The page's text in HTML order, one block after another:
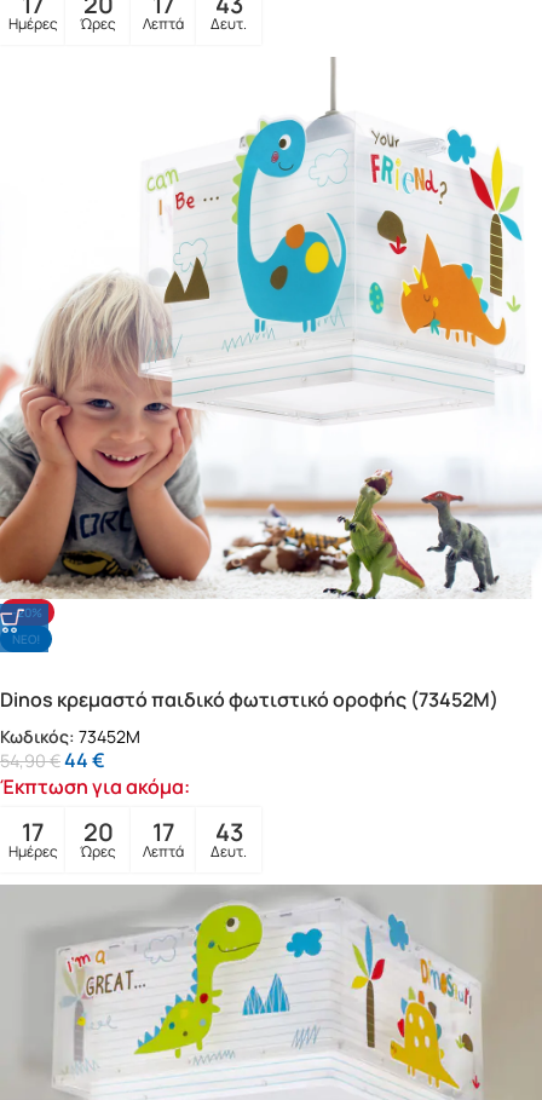
Ημέρες Ώρες Λεπτά Δευτ.
-20%
NΕΟ!
Dinos κρεμαστό παιδικό φωτιστικό οροφής (73452M)
Κωδικός: 73452M
54,90€44€
Έκπτωση για ακόμα:
17
Ημέρες
20
Ώρες
17
Λεπτά
41
Δευτ.